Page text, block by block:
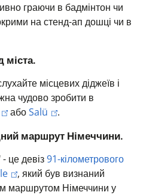
граючи в бадмінтон чи
на стенд-ап дошці чи в
міста.
місцевих діджеїв і
чудово зробити в
абоSalü .
маршрут Німеччини.
це девіз91-кілометрового
, який був визнаний
маршрутом Німеччини у